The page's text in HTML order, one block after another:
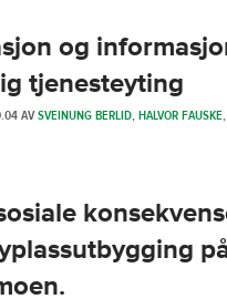
og
tjenesteyting
AVSVEINUNG BERLID,HALVOR FAUSKE,